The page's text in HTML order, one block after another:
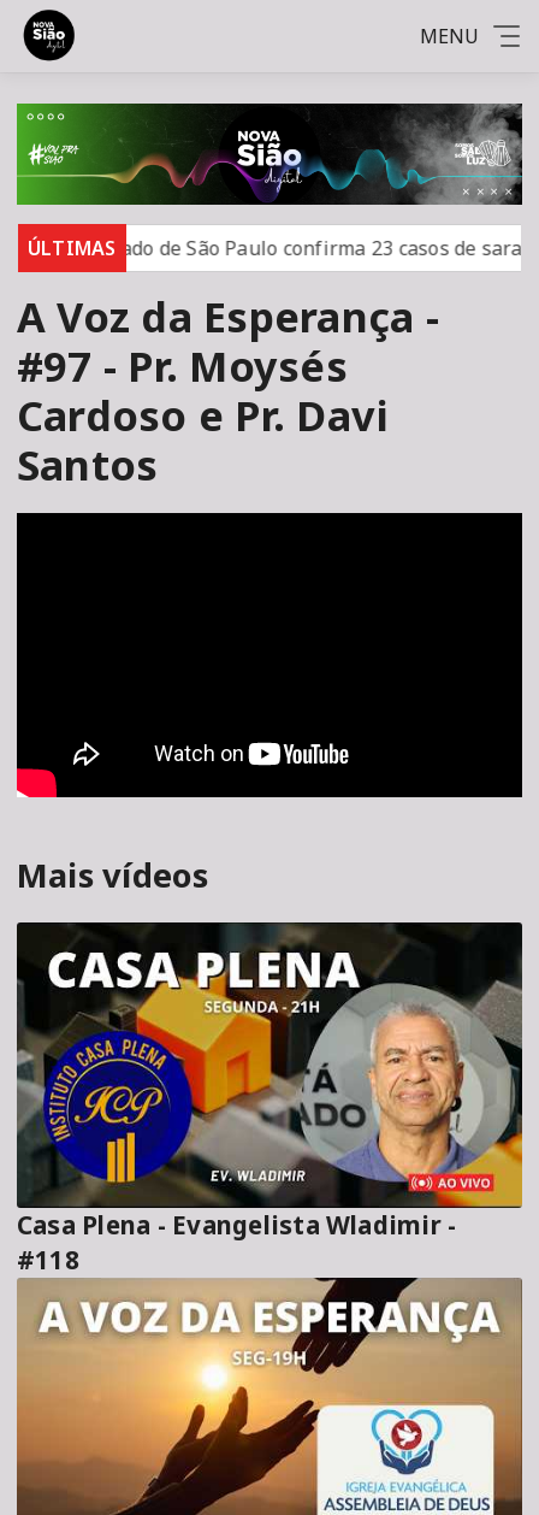
MENU
ÚLTIMAS
Estado de São Paulo confirma 23 casos de
A Voz da Esperança -
#97 - Pr. Moysés
Cardoso e Pr. Davi
Santos
Mais vídeos
Casa Plena - Evangelista Wladimir -
#118